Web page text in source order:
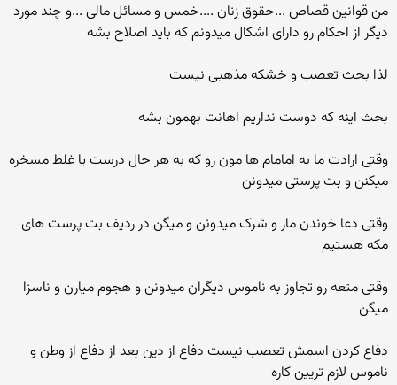
من قوانین قصاص ...حقوق زنان ....خمس و مسائل مالی ...و چند مورد
دیگر از احکام رو دارای اشکال میدونم که باید اصلاح بشه
لذا بحث تعصب و خشکه مذهبی نیست
بحث اینه که دوست نداریم اهانت بهمون بشه
وقتی ارادت ما به امامام ها مون رو که به هر حال درست یا غلط مسخره
میکنن و بت پرستی میدونن
وقتی دعا خوندن مار و شرک میدونن و میگن در ردیف بت پرست های
مکه هستیم
وقتی متعه رو تجاوز به ناموس دیگران میدونن و هجوم میارن و ناسزا
میگن
دفاع کردن اسمش تعصب نیست دفاع از دین بعد از دفاع از وطن و
ناموس لازم تریین کاره